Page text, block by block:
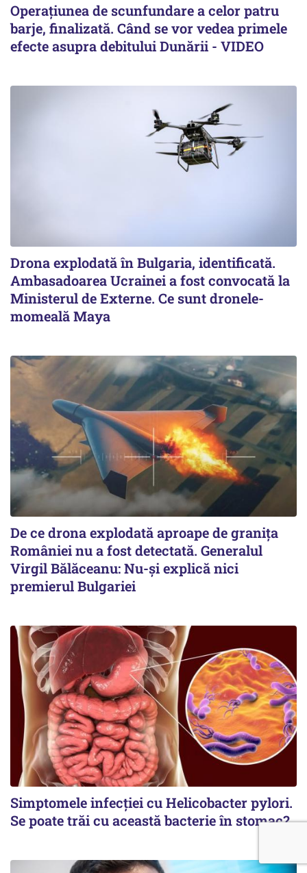
Operațiunea de scunfundare a celor patru
barje, finalizată. Când se vor vedea primele
efecte asupra debitului Dunării - VIDEO
Drona explodată în Bulgaria, identificată.
Ambasadoarea Ucrainei a fost convocată la
Ministerul de Externe. Ce sunt dronele-
momeală Maya
De ce drona explodată aproape de granița
României nu a fost detectată. Generalul
Virgil Bălăceanu: Nu-și explică nici
premierul Bulgariei
Simptomele infecției cu Helicobacter pylori.
Se poate trăi cu această bacterie în stomac?